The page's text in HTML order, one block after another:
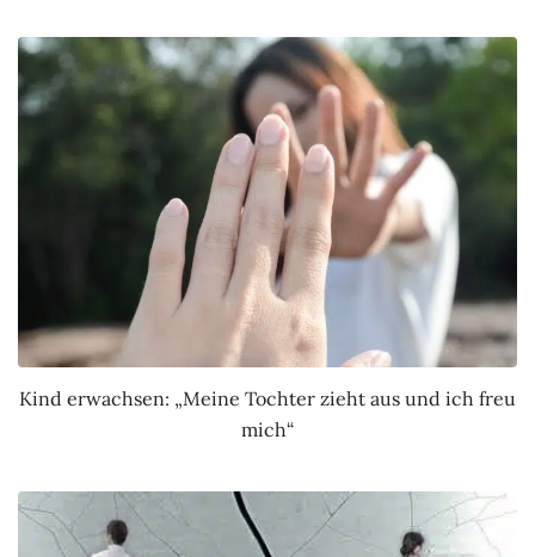
Kind erwachsen: „Meine Tochter zieht aus und ich freu
mich“